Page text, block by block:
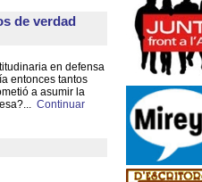
de verdad
en defensa
entonces tantos
a asumir la
Continuar